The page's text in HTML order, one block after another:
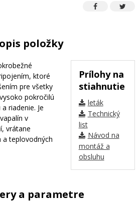
položky
Prílohy na
stiahnutie
leták
Technický
list
Návod na
montáž a
obsluhu
ktoré
pre všetky
pokročilú
riadenie. Je
v
vrátane
a teplovodných
a parametre